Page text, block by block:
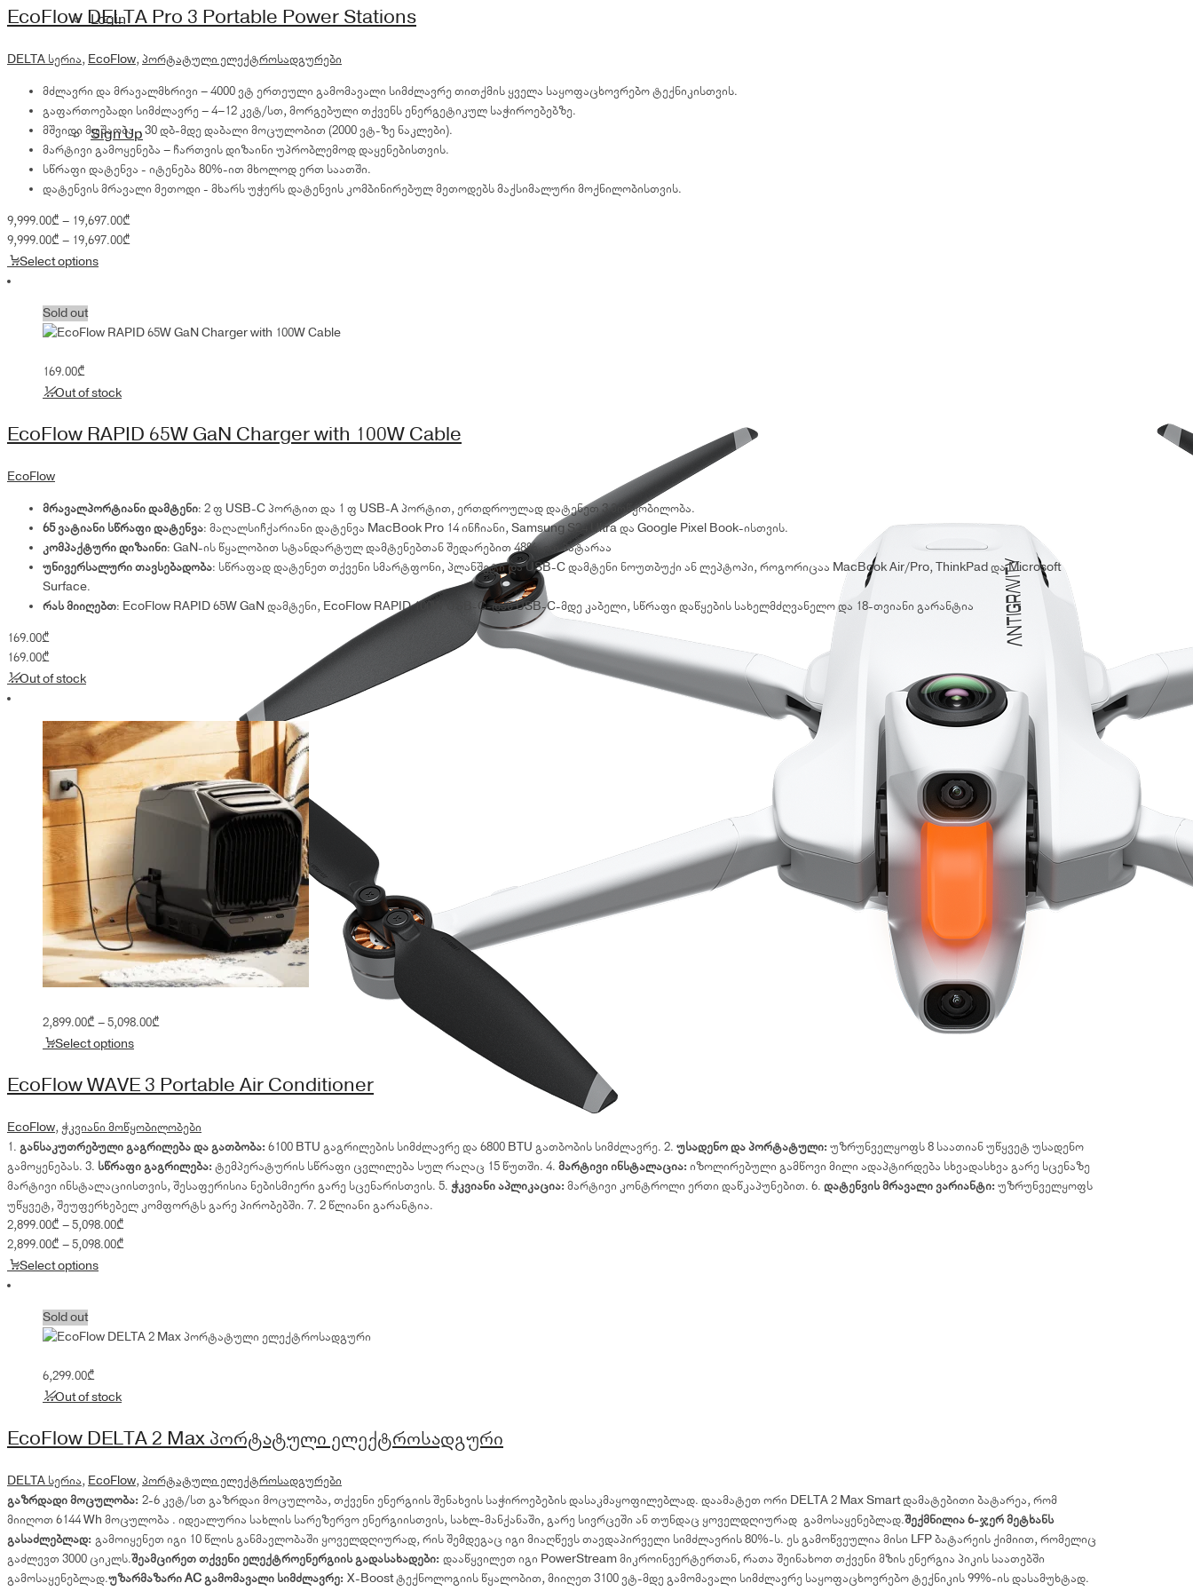
Login
Sign Up
through
19,697.00₾
EcoFlow DELTA Pro 3 Portable Power Stations
DELTA სერია, EcoFlow, პორტატული ელექტროსადგურები
მძლავრი და მრავალმხრივი – 4000 ვტ ერთეული გამომავალი სიმძლავრე თითქმის ყველა საყოფაცხოვრებო ტექნიკისთვის.
გაფართოებადი სიმძლავრე – 4–12 კვტ/სთ, მორგებული თქვენს ენერგეტიკულ საჭიროებებზე.
მშვიდი მუშაობა - 30 დბ-მდე დაბალი მოცულობით (2000 ვტ-ზე ნაკლები).
მარტივი გამოყენება – ჩართვის დიზაინი უპრობლემოდ დაყენებისთვის.
სწრაფი დატენვა - იტენება 80%-ით მხოლოდ ერთ საათში.
დატენვის მრავალი მეთოდი - მხარს უჭერს დატენვის კომბინირებულ მეთოდებს მაქსიმალური მოქნილობისთვის.
9,999.00₾– 19,697.00₾Price
range:
9,999.00₾– 19,697.00₾Price
Select options
Sold out
169.00₾
Out of stock
EcoFlow RAPID 65W GaN Charger with 100W Cable
EcoFlow
მრავალპორტიანი დამტენი: 2 × USB-C პორტით და 1 × USB-A პორტით, ერთდროულად დატენეთ 3 მოწყობილობა.
65 ვატიანი სწრაფი დატენვა: მაღალსიჩქარიანი დატენვა MacBook Pro 14 ინჩიანი, Samsung S24 Ultra და Google Pixel Book-ისთვის.
კომპაქტური დიზაინი: GaN-ის წყალობით სტანდარტულ დამტენებთან შედარებით 48%-ით პატარაა
უნივერსალური თავსებადობა: სწრაფად დატენეთ თქვენი სმარტფონი, პლანშეტი და USB-C დამტენი ნოუთბუქი ან ლეპტოპი, როგორიცაა MacBook Air/Pro, ThinkPad და Microsoft
Surface.
რას მიიღებთ: EcoFlow RAPID 65W GaN დამტენი, EcoFlow RAPID 100W USB-C-დან USB-C-მდე კაბელი, სწრაფი დაწყების სახელმძღვანელო და 18-თვიანი გარანტია
169.00₾
169.00₾
Out of stock
2,899.00₾–5,098.00₾Price
through
5,098.00₾
Select options
EcoFlow WAVE 3 Portable Air Conditioner
EcoFlow, ჭკვიანი მოწყობილობები
1. განსაკუთრებული გაგრილება და გათბობა: 6100 BTU გაგრილების სიმძლავრე და 6800 BTU გათბობის სიმძლავრე. 2. უსადენო და პორტატული: უზრუნველყოფს 8 საათიან უწყვეტ უსადენო
გამოყენებას. 3. სწრაფი გაგრილება: ტემპერატურის სწრაფი ცვლილება სულ რაღაც 15 წუთში. 4. მარტივი ინსტალაცია: იზოლირებული გამწოვი მილი ადაპტირდება სხვადასხვა გარე სცენაზე
მარტივი ინსტალაციისთვის, შესაფერისია ნებისმიერი გარე სცენარისთვის. 5. ჭკვიანი აპლიკაცია: მარტივი კონტროლი ერთი დაწკაპუნებით. 6. დატენვის მრავალი ვარიანტი: უზრუნველყოფს
უწყვეტ, შეუფერხებელ კომფორტს გარე პირობებში. 7. 2 წლიანი გარანტია.
2,899.00₾–5,098.00₾Price
range:
2,899.00₾–5,098.00₾Price
Select options
Sold out
6,299.00₾
Out of stock
EcoFlow DELTA 2 Max პორტატული ელექტროსადგური
DELTA სერია, EcoFlow, პორტატული ელექტროსადგურები
გაზრდადი მოცულობა: 2-6 კვტ/სთ გაზრდაი მოცულობა, თქვენი ენერგიის შენახვის საჭიროებების დასაკმაყოფილებლად. დაამატეთ ორი DELTA 2 Max Smart დამატებითი ბატარეა, რომ
მიიღოთ 6144 Wh მოცულობა . იდეალურია სახლის სარეზერვო ენერგიისთვის, სახლ-მანქანაში, გარე სივრცეში ან თუნდაც ყოველდღიურად გამოსაყენებლად.შექმნილია 6-ჯერ მეტხანს
გასაძლებლად: გამოიყენეთ იგი 10 წლის განმავლობაში ყოველდღიურად, რის შემდეგაც იგი მიაღწევს თავდაპირველი სიმძლავრის 80%-ს. ეს გამოწვეულია მისი LFP ბატარეის ქიმიით, რომელიც
გაძლევთ 3000 ციკლს.შეამცირეთ თქვენი ელექტროენერგიის გადასახადები: დააწყვილეთ იგი PowerStream მიკროინვერტერთან, რათა შეინახოთ თქვენი მზის ენერგია პიკის საათებში
გამოსაყენებლად.უზარმაზარი AC გამომავალი სიმძლავრე: X-Boost ტექნოლოგიის წყალობით, მიიღეთ 3100 ვტ-მდე გამომავალი სიმძლავრე საყოფაცხოვრებო ტექნიკის 99%-ის დასამუხტად.